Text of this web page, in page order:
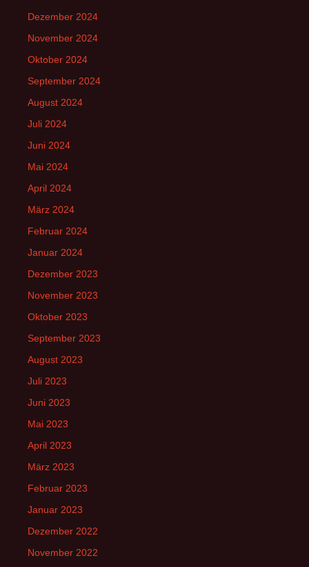
Dezember 2024
November 2024
Oktober 2024
September 2024
August 2024
Juli 2024
Juni 2024
Mai 2024
April 2024
März 2024
Februar 2024
Januar 2024
Dezember 2023
November 2023
Oktober 2023
September 2023
August 2023
Juli 2023
Juni 2023
Mai 2023
April 2023
März 2023
Februar 2023
Januar 2023
Dezember 2022
November 2022